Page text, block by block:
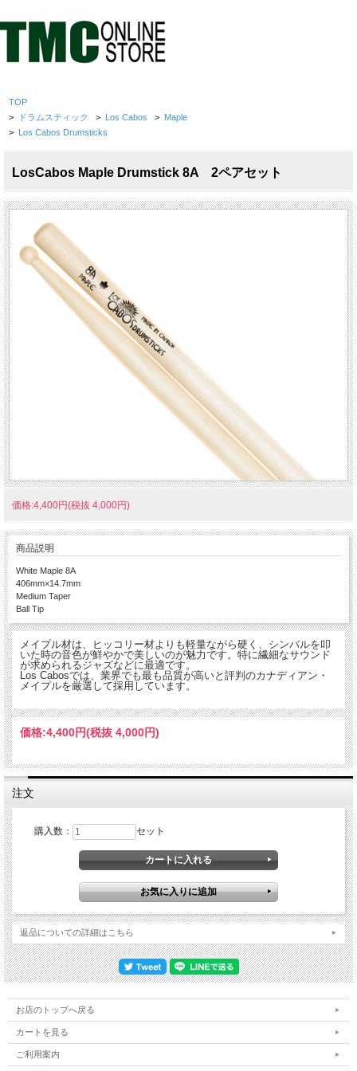
TOP
> ドラムスティック > Los Cabos > Maple
> Los Cabos Drumsticks
LosCabos Maple Drumstick 8A 2ペアセット
価格:4,400円(税抜 4,000円)
商品説明
White Maple 8A
406mm×14.7mm
Medium Taper
Ball Tip
メイプル材は、ヒッコリー材よりも軽量ながら硬く、シンバルを叩
いた時の音色が鮮やかで美しいのが魅力です。特に繊細なサウンド
が求められるジャズなどに最適です。
Los Cabosでは、業界でも最も品質が高いと評判のカナディアン・
メイプルを厳選して採用しています。
価格:4,400円(税抜 4,000円)
注文
購入数： セット
返品についての詳細はこちら
お店のトップへ戻る
カートを見る
ご利用案内